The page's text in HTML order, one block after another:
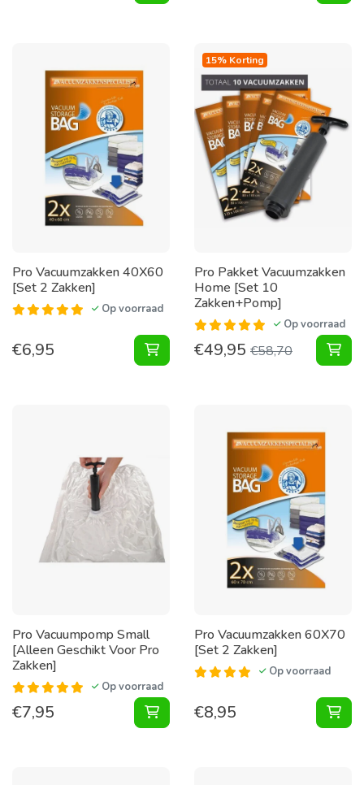
Pro Vacuumzakken 40X60
[Set 2 Zakken]
Op voorraad
€6,95 Vacuumzakken 40X60 [Set 2
15% Korting
Pro Pakket Vacuumzakken
Home [Set 10
Zakken+Pomp]
Op voorraad
€49,95 €58,70
Pro Vacuumpomp Small
[Alleen Geschikt Voor Pro
Zakken]
Op voorraad
€7,95 Vacuumpomp Small [Alleen
Pro Vacuumzakken 60X70
[Set 2 Zakken]
Op voorraad
€8,95